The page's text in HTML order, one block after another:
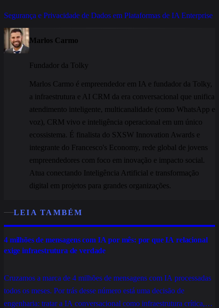
Segurança e Privacidade de Dados em Plataformas de IA Enterprise
Marlos Carmo
Fundador da Tolky
Marlos Carmo é empreendedor em IA e fundador da Tolky,
a infraestrutura e AI CRM da era conversacional que unifica
atendimento inteligente, multicanalidade (como WhatsApp e
voz), CRM vivo e inteligência operacional em um único
ecossistema. É finalista do SXSW Innovation Awards e
integrante do Francesco's Economy, rede global de jovens
empreendedores com foco em inovação e impacto social.
Atua conectando Inteligência Artificial e transformação
digital em projetos para grandes organizações.
LEIA TAMBÉM
4 milhões de mensagens com IA por mês: por que IA relacional
exige infraestrutura de verdade
Cruzamos a marca de 4 milhões de mensagens com IA processadas
todos os meses. Por trás desse número está uma decisão de
engenharia: tratar a IA conversacional como infraestrutura crítica,